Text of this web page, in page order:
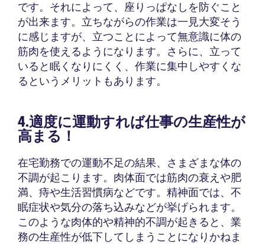
です。それによって、座りっぱなしを防ぐこと
が出来ます。立ちながらの作業は一見大変そう
に感じますが、立つことによって無意識に体の
筋肉を使えるようになります。さらに、立って
いると眠くなりにくく、作業に集中しやすくな
るというメリットもあります。
4.適度に運動すれば仕事の生産性が
高まる！
在宅勤務での運動不足の結果、さまざまな体の
不調が起こります。肉体面では筋肉の衰えや肥
満、痔や生活習慣病などです。精神面では、不
眠症状や気分の落ち込みなどが挙げられます。
このような肉体的や精神的不調が起きると、業
務の生産性が低下してしまうことになりかねま